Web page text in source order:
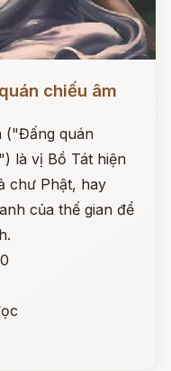
chiếu âm
("Đấng quán
là vị Bồ Tát hiện
chư Phật, hay
của thế gian để